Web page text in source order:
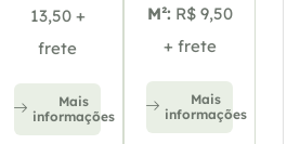
13,50 +
frete
Mais
informações
M²: R$ 9,50
+ frete
Mais
informações